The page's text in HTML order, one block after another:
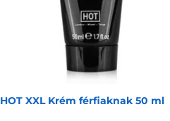
HOT XXL Krém férfiaknak 50 ml